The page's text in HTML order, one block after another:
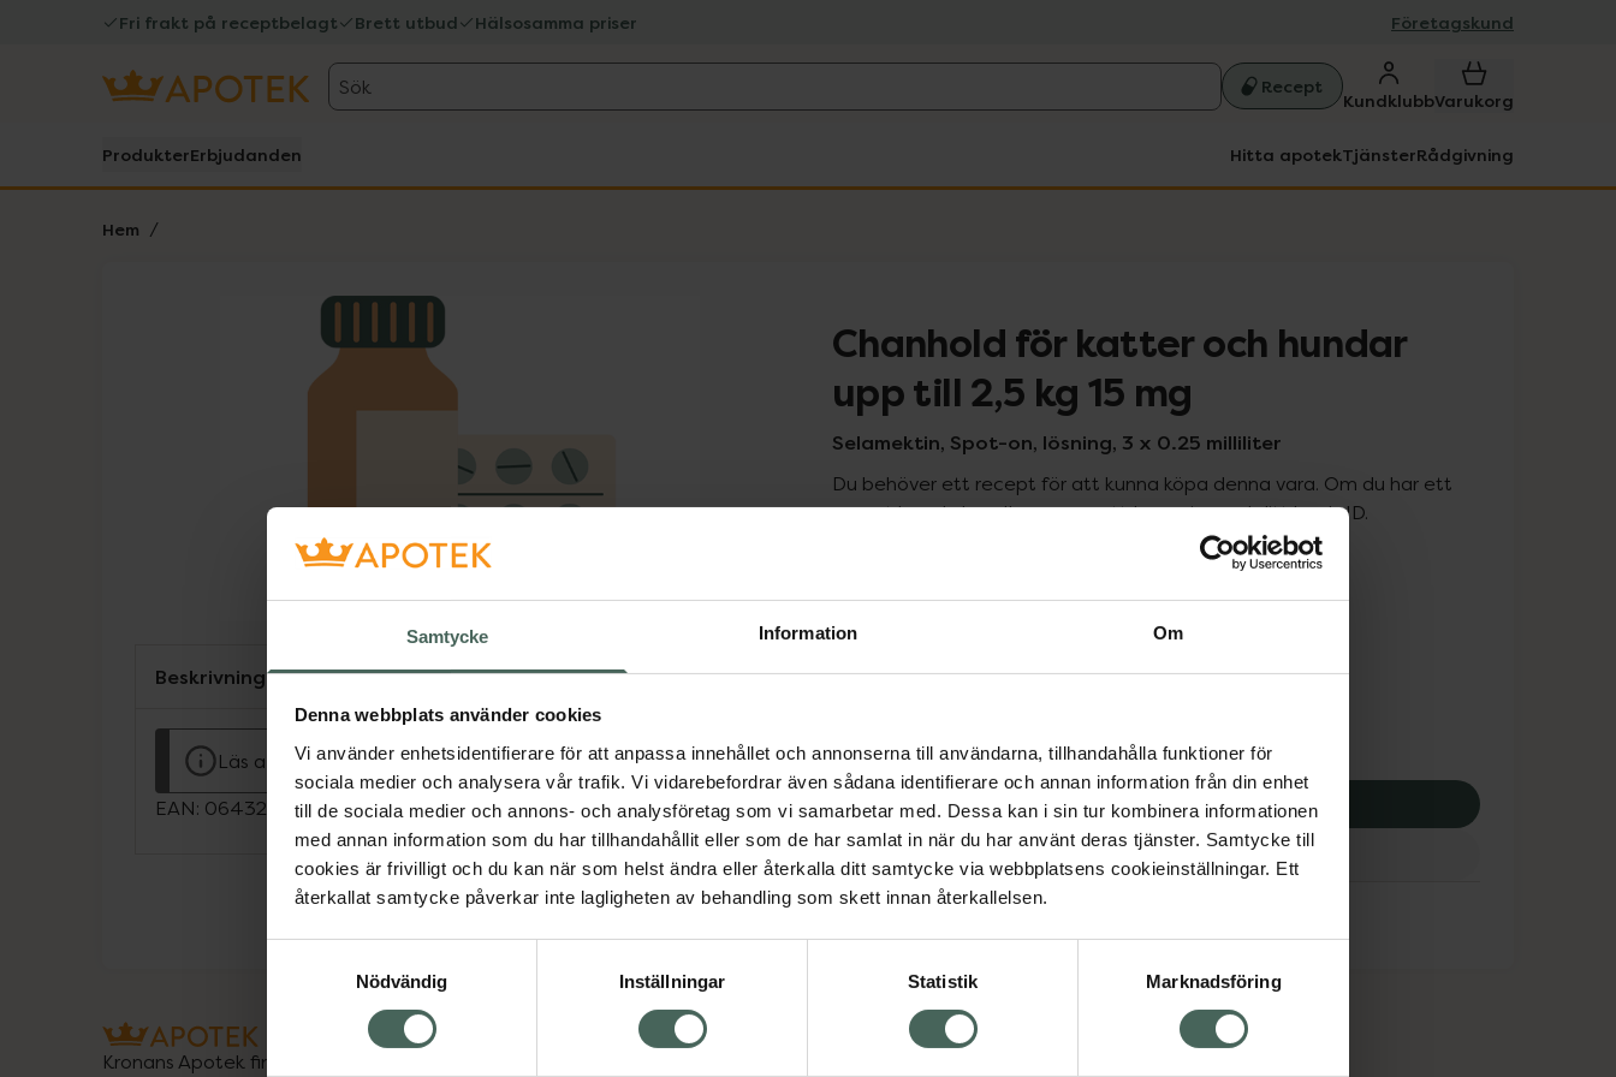
Samtycke Information Om
Denna webbplats använder cookies
Vi använder enhetsidentifierare för att anpassa innehållet och annonserna till användarna, tillhandahålla funktioner för
sociala medier och analysera vår trafik. Vi vidarebefordrar även sådana identifierare och annan information från din enhet
till de sociala medier och annons- och analysföretag som vi samarbetar med. Dessa kan i sin tur kombinera informationen
med annan information som du har tillhandahållit eller som de har samlat in när du har använt deras tjänster. Samtycke till
cookies är frivilligt och du kan när som helst ändra eller återkalla ditt samtycke via webbplatsens cookieinställningar. Ett
återkallat samtycke påverkar inte lagligheten av behandling som skett innan återkallelsen.
Nödvändig
Inställningar Statistik Marknadsföring
Fri frakt på receptbelagt Brett utbud Hälsosamma priser Företagskund
Sök Recept
KundklubbVarukorg
ProdukterErbjudanden Hitta apotekTjänsterRådgivning
Hem
Lista: . Innehåller 1 objekt.
Chanhold för katter och hundar
upp till 2,5 kg 15 mg
Selamektin, Spot-on, lösning, 3 x 0.25 milliliter
Du behöver ett recept för att kunna köpa denna vara. Om du har ett
recept kan du handla genom att logga in med ditt bank-ID.
166,50 kr
I apotek:166,50 kr
Köp via ditt recept
Aktuella erbjudanden
Beskrivning Dölj
Läs alltid bipacksedeln innan användning.
EAN: 06432100055217
Kronans Apotek finns här för dig. Du hittar oss från Skåne i syd
Om recept och läkemedel